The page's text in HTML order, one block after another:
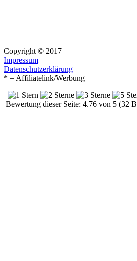
Copyright © 2017
Impressum
Datenschutzerklärung
* = Affiliatelink/Werbung
Bewertung dieser Seite: 4.76 von 5 (32